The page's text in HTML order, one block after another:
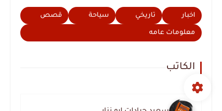
اخبار تاريخي سياحة قصص
معلومات عامه
الكاتب